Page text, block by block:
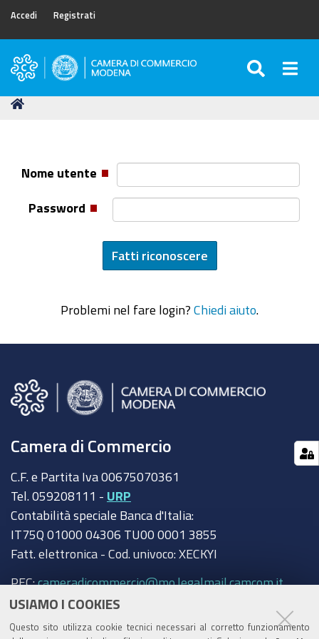
USIAMO I COOKIES
Questo sito utilizza cookie tecnici necessari al corretto funzionamento
Accedi Registrati
Camera
Commercio
Tu
Nome utente
Password
Problemi nel fare login? Chiedi aiuto
Camera di Commercio
C.F. e Partita Iva 00675070361
Tel. 059208111 - URP
Contabilità speciale Banca d'Italia:
IT75Q 01000 04306 TU00 0001 3855
Fatt. elettronica - Cod. univoco: XECKYI
PEC:cameradicommercio@mo.legalmail.camcom.it
Trasparenza